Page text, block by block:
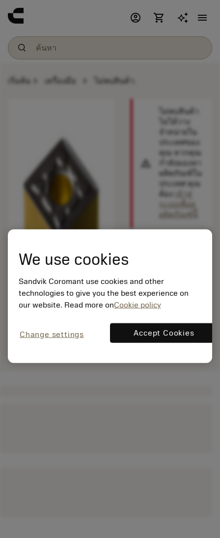
account_circle shopping_cart menu
เริ่มต้น เครื่องมือ ไม่พบสินค้า.
warning
ไม่พบสินค้า
ไม่ได้วาง
จำหน่ายใน
ประเทศของ
คุณ หากคุณ
กำลังมองหา
ผลิตภัณฑ์ใน
ประเทศ คุณ
ต้อง
ระบบเพื่อดู
ผลิตภัณฑ์นี้
We use cookies
Sandvik Coromant use cookies and other
technologies to give you the best experience on
our website. Read more onCookie policy
Change settings Accept Cookies